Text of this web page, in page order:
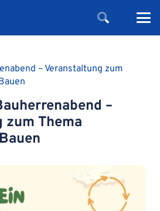
– Veranstaltung zum
–
zum Thema